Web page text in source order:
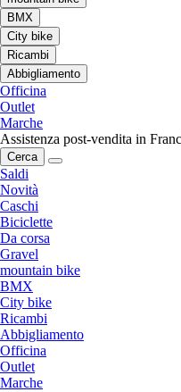
BMX
City bike
Ricambi
Abbigliamento
Officina
Outlet
Marche
Assistenza post-vendita in
Cerca
Saldi
Novità
Caschi
Biciclette
Da corsa
Gravel
mountain bike
BMX
City bike
Ricambi
Abbigliamento
Officina
Outlet
Marche